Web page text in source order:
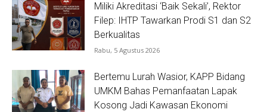
Miliki Akreditasi ‘Baik Sekali’, Rektor
Filep: IHTP Tawarkan Prodi S1 dan S2
Berkualitas
Rabu, 5 Agustus 2026
Bertemu Lurah Wasior, KAPP Bidang
UMKM Bahas Pemanfaatan Lapak
Kosong Jadi Kawasan Ekonomi